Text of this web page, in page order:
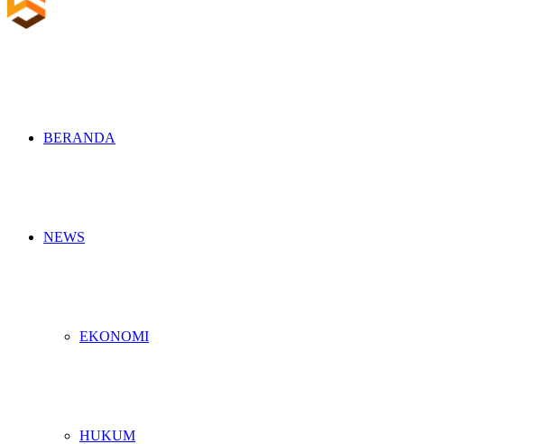
BERANDA
NEWS
EKONOMI
HUKUM